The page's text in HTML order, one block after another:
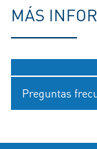
MÁS
Preguntas